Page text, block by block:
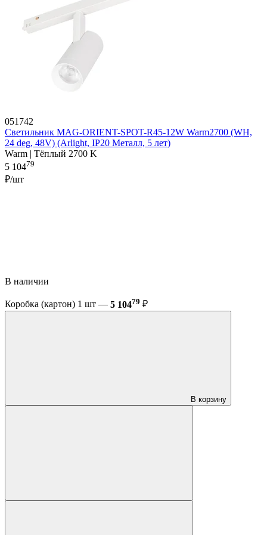
051742
Светильник MAG-ORIENT-SPOT-R45-12W Warm2700 (WH,
24 deg, 48V) (Arlight, IP20 Металл, 5 лет)
Warm | Тёплый 2700 K
5 10479
₽/шт
В наличии
Коробка (картон) 1 шт — 5 10479 ₽
В корзину